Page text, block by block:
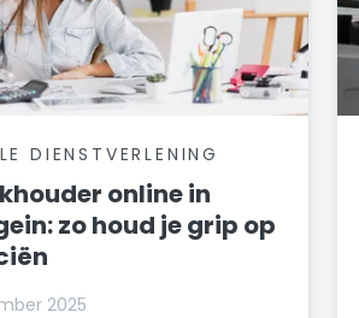
DIENSTVERLENING
online in
zo houd je grip op
2025